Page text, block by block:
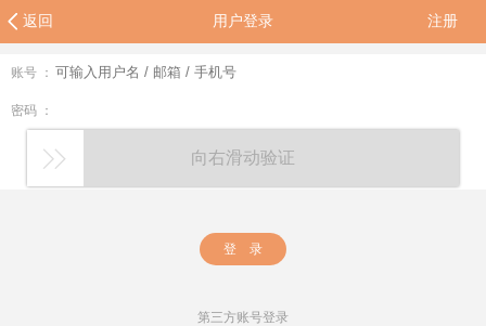
返回 用户登录 注册
账号 ：
密码 ：
向右滑动验证
登 录
第三方账号登录